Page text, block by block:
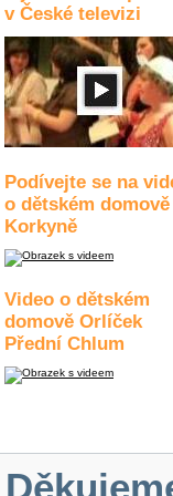
v České televizi
Podívejte se na
o dětském domově
Korkyně
Video o dětském
domově Orlíček
Přední Chlum